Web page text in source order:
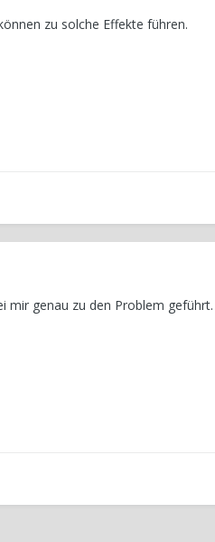
zu solche Effekte führen.
mir genau zu den Problem geführt.